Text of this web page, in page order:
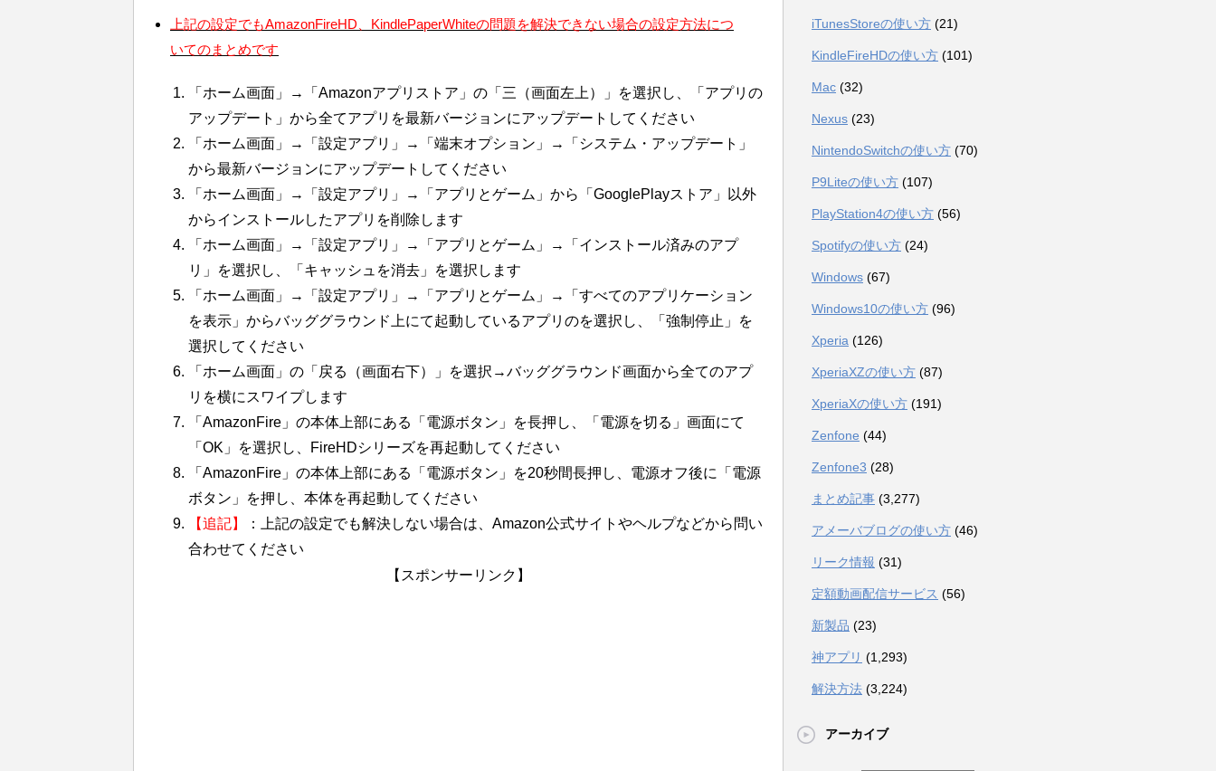
上記の設定でもAmazonFireHD、KindlePaperWhiteの問題を解決できない場合の設定方法につ
いてのまとめです
「ホーム画面」→「Amazonアプリストア」の「三（画面左上）」を選択し、「アプリの
アップデート」から全てアプリを最新バージョンにアップデートしてください
「ホーム画面」→「設定アプリ」→「端末オプション」→「システム・アップデート」
から最新バージョンにアップデートしてください
「ホーム画面」→「設定アプリ」→「アプリとゲーム」から「GooglePlayストア」以外
からインストールしたアプリを削除します
「ホーム画面」→「設定アプリ」→「アプリとゲーム」→「インストール済みのアプ
リ」を選択し、「キャッシュを消去」を選択します
「ホーム画面」→「設定アプリ」→「アプリとゲーム」→「すべてのアプリケーション
を表示」からバッググラウンド上にて起動しているアプリのを選択し、「強制停止」を
選択してください
「ホーム画面」の「戻る（画面右下）」を選択→バッググラウンド画面から全てのアプ
リを横にスワイプします
「AmazonFire」の本体上部にある「電源ボタン」を長押し、「電源を切る」画面にて
「OK」を選択し、FireHDシリーズを再起動してください
「AmazonFire」の本体上部にある「電源ボタン」を20秒間長押し、電源オフ後に「電源
ボタン」を押し、本体を再起動してください
【追記】
：上記の設定でも解決しない場合は、Amazon公式サイトやヘルプなどから問い
合わせてください
【スポンサーリンク】
iTunesStoreの使い方 (21)
KindleFireHDの使い方 (101)
Mac (32)
Nexus (23)
NintendoSwitchの使い方 (70)
P9Liteの使い方 (107)
PlayStation4の使い方 (56)
Spotifyの使い方 (24)
Windows (67)
Windows10の使い方 (96)
Xperia (126)
XperiaXZの使い方 (87)
XperiaXの使い方 (191)
Zenfone (44)
Zenfone3 (28)
まとめ記事 (3,277)
アメーバブログの使い方 (46)
リーク情報 (31)
定額動画配信サービス (56)
新製品 (23)
神アプリ (1,293)
解決方法 (3,224)
アーカイブ